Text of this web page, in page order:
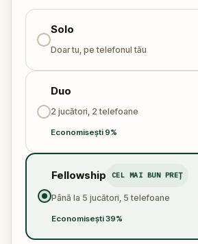
Solo
Doar tu, pe telefonul tău
Duo
2 jucători, 2 telefoane
Economisești 9%
Fellowship CEL MAI BUN PREȚ
Până la 5 jucători, 5 telefoane
Economisești 39%